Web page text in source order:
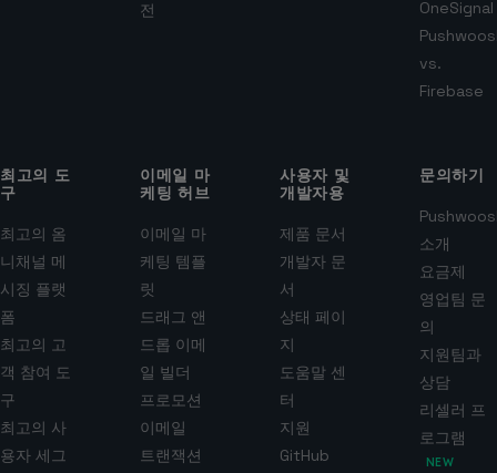
전
OneSignal
vs.
Firebase
최고의 도
구
최고의 옴
니채널 메
시징 플랫
폼
최고의 고
객 참여 도
구
최고의 사
용자 세그
이메일 마
케팅 허브
이메일 마
케팅 템플
릿
드래그 앤
드롭 이메
일 빌더
프로모션
이메일
트랜잭션
사용자 및
개발자용
제품 문서
개발자 문
서
상태 페이
지
도움말 센
터
지원
GitHub
문의하기
소개
요금제
영업팀 문
의
지원팀과
상담
리셀러 프
로그램
NEW